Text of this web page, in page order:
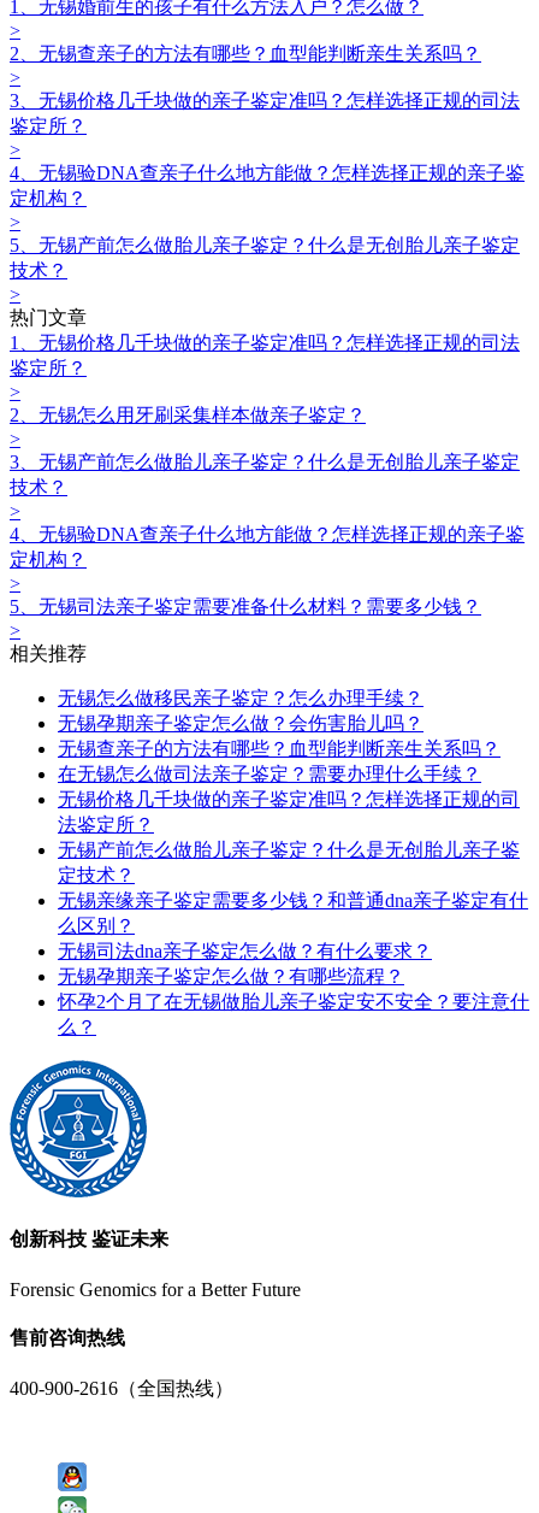
1、无锡婚前生的孩子有什么方法入户？怎么做？
>
2、无锡查亲子的方法有哪些？血型能判断亲生关系吗？
>
3、无锡价格几千块做的亲子鉴定准吗？怎样选择正规的司法
鉴定所？
>
4、无锡验DNA查亲子什么地方能做？怎样选择正规的亲子鉴
定机构？
>
5、无锡产前怎么做胎儿亲子鉴定？什么是无创胎儿亲子鉴定
技术？
>
热门文章
1、无锡价格几千块做的亲子鉴定准吗？怎样选择正规的司法
鉴定所？
>
2、无锡怎么用牙刷采集样本做亲子鉴定？
>
3、无锡产前怎么做胎儿亲子鉴定？什么是无创胎儿亲子鉴定
技术？
>
4、无锡验DNA查亲子什么地方能做？怎样选择正规的亲子鉴
定机构？
>
5、无锡司法亲子鉴定需要准备什么材料？需要多少钱？
>
相关推荐
无锡怎么做移民亲子鉴定？怎么办理手续？
无锡孕期亲子鉴定怎么做？会伤害胎儿吗？
无锡查亲子的方法有哪些？血型能判断亲生关系吗？
在无锡怎么做司法亲子鉴定？需要办理什么手续？
无锡价格几千块做的亲子鉴定准吗？怎样选择正规的司
法鉴定所？
无锡产前怎么做胎儿亲子鉴定？什么是无创胎儿亲子鉴
定技术？
无锡亲缘亲子鉴定需要多少钱？和普通dna亲子鉴定有什
么区别？
无锡司法dna亲子鉴定怎么做？有什么要求？
无锡孕期亲子鉴定怎么做？有哪些流程？
怀孕2个月了在无锡做胎儿亲子鉴定安不安全？要注意什
么？
创新科技 鉴证未来
Forensic Genomics for a Better Future
售前咨询热线
400-900-2616（全国热线）